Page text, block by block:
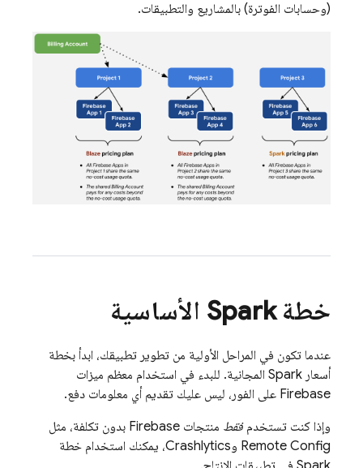
(وحسابات الفوترة) بالمشاريع والتطبيقات.
خطة Spark الأساسية
عندما تكون في المراحل الأولية من تطوير تطبيقك، ابدأ بخطة
أسعار Spark المجانية. للبدء في استخدام معظم ميزات
Firebase على الفور، ليس عليك تقديم أي معلومات دفع.
وإذا كنت تستخدمفقط منتجات Firebase بدون تكلفة، مثل
Remote Config وCrashlytics، يمكنك استخدام خطة